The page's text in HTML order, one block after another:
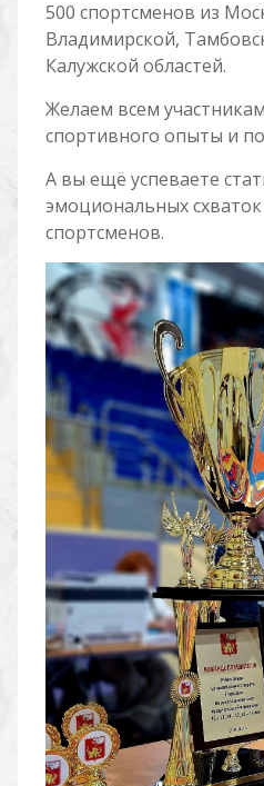
500 спортсменов из
Владимирской,
Калужской областей.
Желаем всем
спортивного опыты и
А вы ещё успеваете
эмоциональных
спортсменов.